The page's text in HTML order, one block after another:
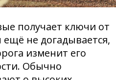
получает ключи от
ещё не догадывается,
изменит его
Обычно